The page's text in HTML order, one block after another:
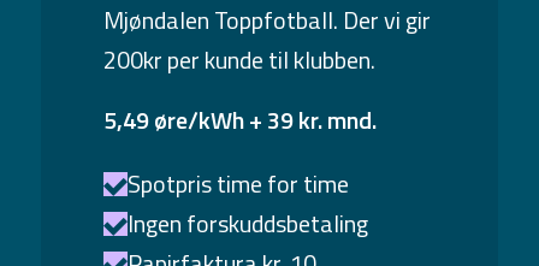
Mjøndalen Toppfotball. Der vi gir
200kr per kunde til klubben.
5,49 øre/kWh + 39 kr. mnd.
Spotpris time for time
Ingen forskuddsbetaling